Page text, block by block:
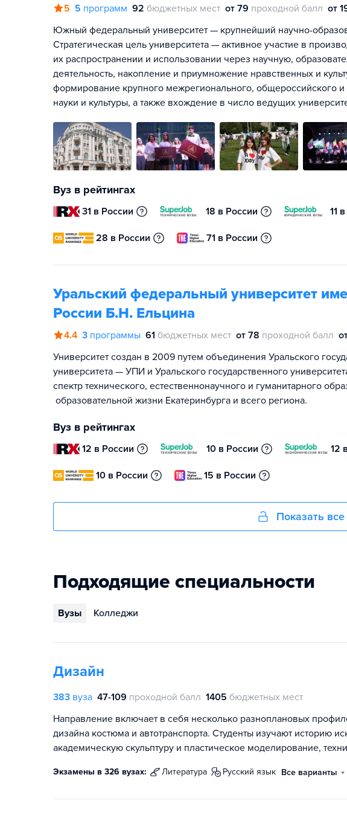
5 5 программ 92 бюджетных мест от 79 проходной балл от
Южный федеральный университет — крупнейший научно-
Стратегическая цель университета — активное участие в
их распространении и использовании через научную,
деятельность, накопление и приумножение нравственных и
формирование крупного межрегионального, общероссийского
науки и культуры, а также вхождение в число ведущих
Вуз в рейтингах
31 в России 18 в России 11
28 в России 71 в России
Уральский федеральный университет
России Б.Н. Ельцина
4.4 3 программы 61 бюджетных мест от 78 проходной балл
Университет создан в 2009 путем объединения Уральского
университета — УПИ и Уральского государственного
спектр технического, естественнонаучного и гуманитарного
образовательной жизни Екатеринбурга и всего региона.
Вуз в рейтингах
12 в России 10 в России 12
10 в России 15 в России
Показать
Подходящие специальности
Вузы Колледжи
Дизайн
383 вуза 47-109 проходной балл 1405 бюджетных мест
Направление включает в себя несколько разноплановых
дизайна костюма и автотранспорта. Студенты изучают историю
академическую скульптуру и пластическое моделирование,
Экзамены в 326 вузах: литература русский язык Все варианты